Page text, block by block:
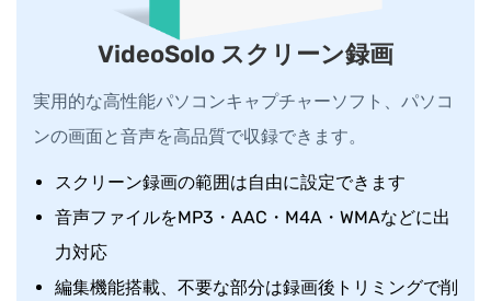
VideoSolo スクリーン録画
実用的な高性能パソコンキャプチャーソフト、パソコ
ンの画面と音声を高品質で収録できます。
スクリーン録画の範囲は自由に設定できます
音声ファイルをMP3・AAC・M4A・WMAなどに出
力対応
編集機能搭載、不要な部分は録画後トリミングで削